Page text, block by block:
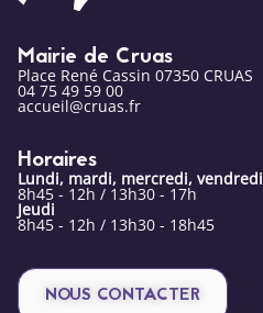
Mairie de Cruas
Place René Cassin 07350 CRUAS
04 75 49 59 00
accueil@cruas.fr
Horaires
Lundi, mardi, mercredi, vendredi
8h45 - 12h / 13h30 - 17h
Jeudi
8h45 - 12h / 13h30 - 18h45
NOUS CONTACTER